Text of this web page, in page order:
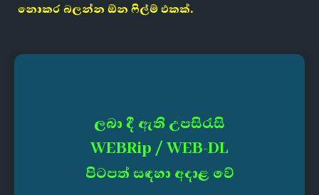
නොකර බලන්න ඕන ෆිල්ම් එකක්.
ලබා දී ඇති උපසිරැසි
WEBRip / WEB-DL
පිටපත් සඳහා අදාළ වේ